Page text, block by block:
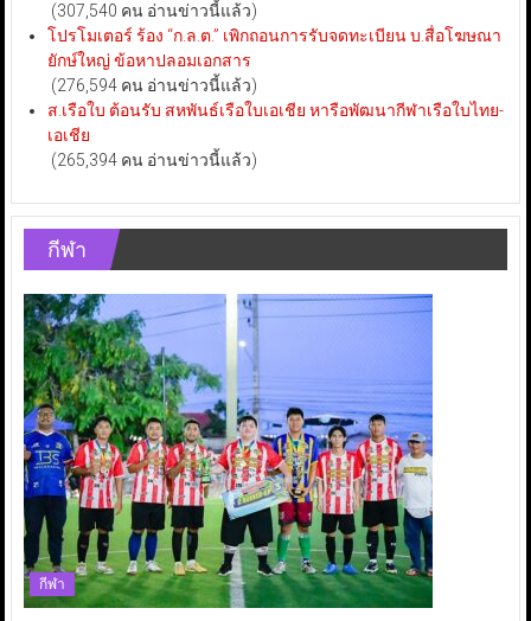
(307,540 คน อ่านข่าวนี้แล้ว)
โปรโมเตอร์ ร้อง “ก.ล.ต.” เพิกถอนการรับจดทะเบียน บ.สื่อโฆษณา
ยักษ์ใหญ่ ข้อหาปลอมเอกสาร
(276,594 คน อ่านข่าวนี้แล้ว)
ส.เรือใบ ต้อนรับ สหพันธ์เรือใบเอเชีย หารือพัฒนากีฬาเรือใบไทย-
เอเชีย
(265,394 คน อ่านข่าวนี้แล้ว)
กีฬา
กีฬา